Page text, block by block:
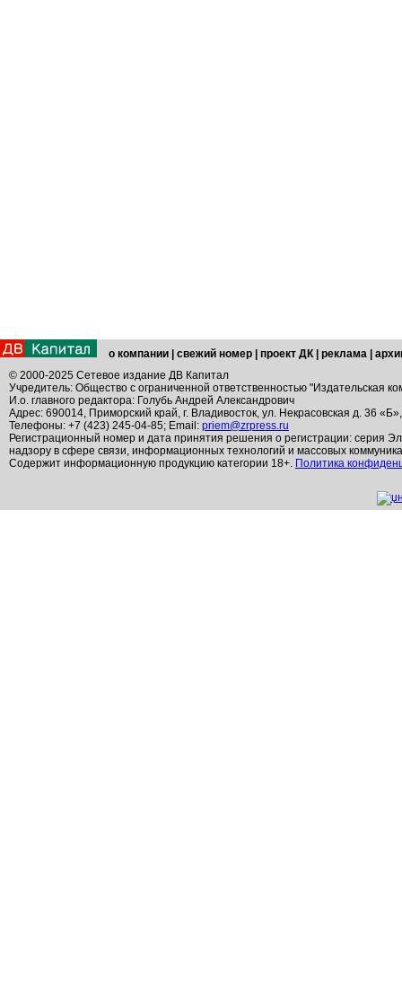
о компании свежий номер проект ДК реклама
© 2000-2025 Сетевое издание ДВ Капитал
Учредитель: Общество с ограниченной ответственностью "Издательская
И.о. главного редактора: Голубь Андрей Александрович
Адрес: 690014, Приморский край, г. Владивосток, ул. Некрасовская д. 36
Телефоны: +7 (423) 245-04-85; Email: priem@zrpress.ru
Регистрационный номер и дата принятия решения о регистрации: серия
надзору в сфере связи, информационных технологий и массовых
Содержит информационную продукцию категории 18+. Политика